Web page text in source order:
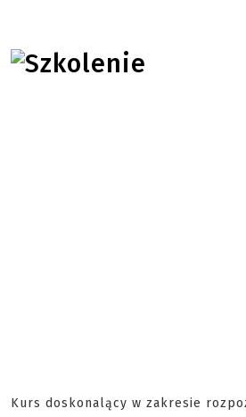
Kurs doskonalący w zakresie